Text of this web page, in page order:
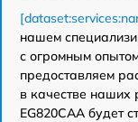
нашем
с огромным
предоставляем
в качестве наших
EG820CAA будет